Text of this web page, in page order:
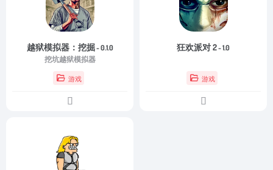
越狱模拟器：挖掘- 0.1.0
挖坑越狱模拟器
游戏
狂欢派对 2- 1.0
游戏